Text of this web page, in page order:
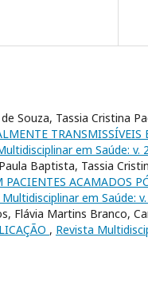
Souza, Tassia Cristina
em Saúde: v.
Baptista, Tassia
PACIENTES ACAMADOS
em Saúde:
Flávia Martins Branco,
, Revista